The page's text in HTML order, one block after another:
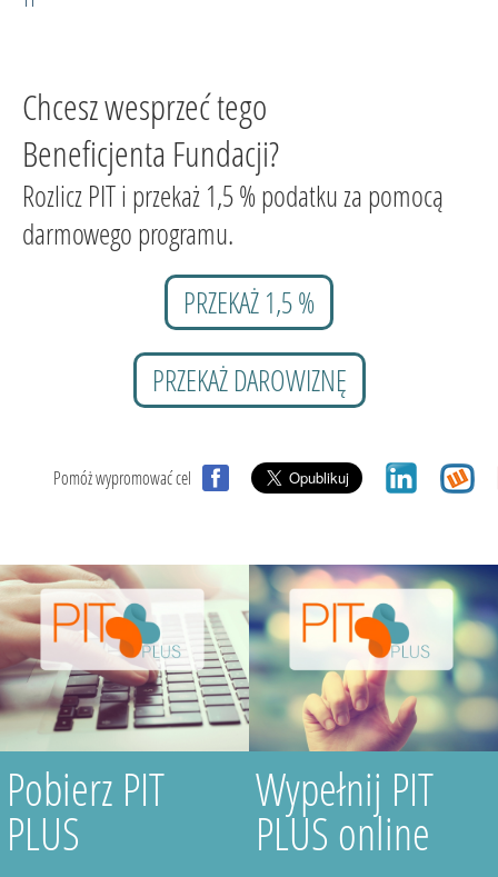
Chcesz wesprzeć tego
Beneficjenta Fundacji?
Rozlicz PIT i przekaż 1,5 % podatku za pomocą
darmowego programu.
PRZEKAŻ 1,5 %
PRZEKAŻ DAROWIZNĘ
Pomóż wypromować cel
Pobierz PIT
PLUS
Wypełnij PIT
PLUS online